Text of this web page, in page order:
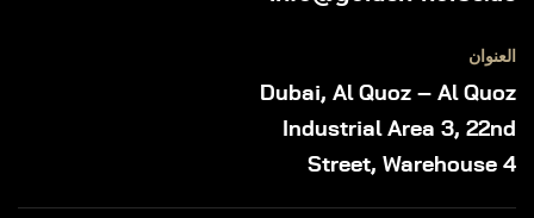
العنوان
Dubai, Al Quoz – Al Quoz
Industrial Area 3, 22nd
Street, Warehouse 4